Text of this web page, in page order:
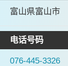
富山県富山市
电话号码
076-445-3326